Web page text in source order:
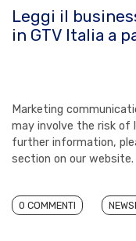
Leggi il
in GTV Italia a
Marketing
may involve the risk of
further information,
section on our website.
0 COMMENTI